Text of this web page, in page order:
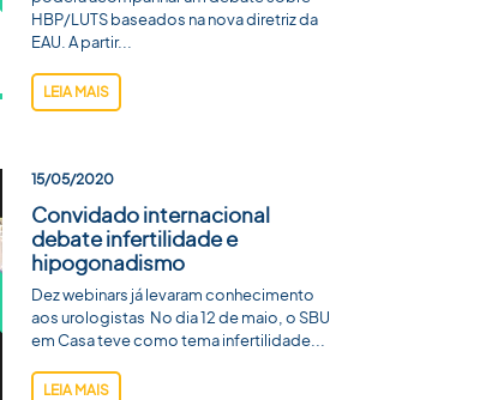
HBP/LUTS baseados na nova diretriz da
EAU. A partir...
LEIA MAIS
15/05/2020
Convidado internacional
debate infertilidade e
hipogonadismo
Dez webinars já levaram conhecimento
aos urologistas No dia 12 de maio, o SBU
em Casa teve como tema infertilidade...
LEIA MAIS